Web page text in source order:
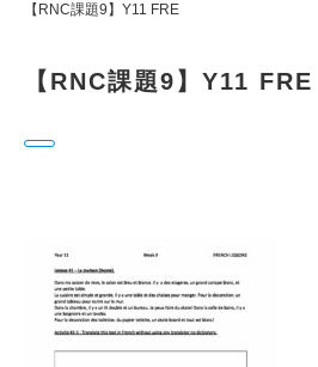
【RNC課題9】Y11 FRE
【RNC課題9】Y11 FRE